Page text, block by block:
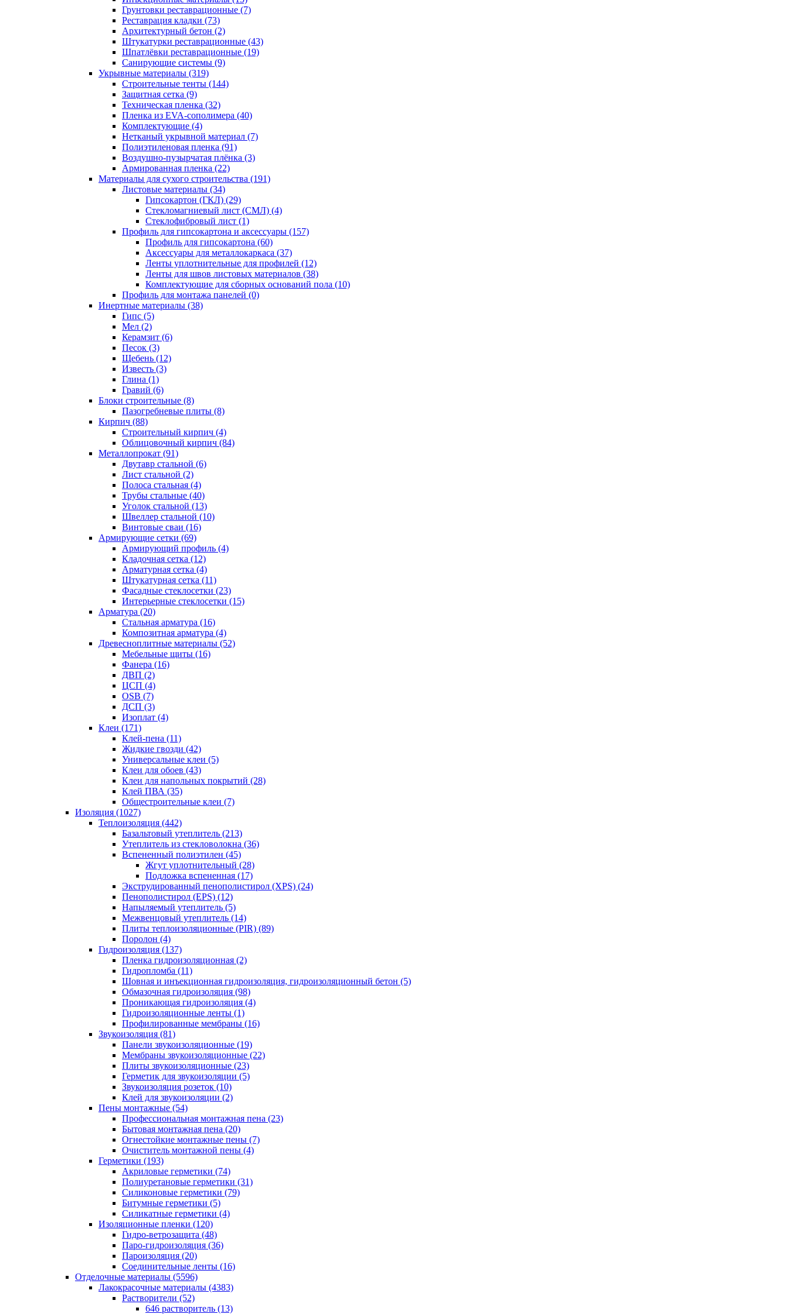
Грунтовки реставрационные (7)
Реставрация кладки (73)
Архитектурный бетон (2)
Штукатурки реставрационные (43)
Шпатлёвки реставрационные (19)
Санирующие системы (9)
Укрывные материалы (319)
Строительные тенты (144)
Защитная сетка (9)
Техническая пленка (32)
Пленка из EVA-сополимера (40)
Комплектующие (4)
Нетканый укрывной материал (7)
Полиэтиленовая пленка (91)
Воздушно-пузырчатая плёнка (3)
Армированная пленка (22)
Материалы для сухого строительства (191)
Листовые материалы (34)
Гипсокартон (ГКЛ) (29)
Стекломагниевый лист (СМЛ) (4)
Cтеклофибровый лист (1)
Профиль для гипсокартона и аксессуары (157)
Профиль для гипсокартона (60)
Аксессуары для металлокаркаса (37)
Ленты уплотнительные для профилей (12)
Ленты для швов листовых материалов (38)
Комплектующие для сборных оснований пола (10)
Профиль для монтажа панелей (0)
Инертные материалы (38)
Гипс (5)
Мел (2)
Керамзит (6)
Песок (3)
Щебень (12)
Известь (3)
Глина (1)
Гравий (6)
Блоки строительные (8)
Пазогребневые плиты (8)
Кирпич (88)
Строительный кирпич (4)
Облицовочный кирпич (84)
Металлопрокат (91)
Двутавр стальной (6)
Лист стальной (2)
Полоса стальная (4)
Трубы стальные (40)
Уголок стальной (13)
Швеллер стальной (10)
Винтовые сваи (16)
Армирующие сетки (69)
Армирующий профиль (4)
Кладочная сетка (12)
Арматурная сетка (4)
Штукатурная сетка (11)
Фасадные стеклосетки (23)
Интерьерные стеклосетки (15)
Арматура (20)
Стальная арматура (16)
Композитная арматура (4)
Древесноплитные материалы (52)
Мебельные щиты (16)
Фанера (16)
ДВП (2)
ЦСП (4)
OSB (7)
ДСП (3)
Изоплат (4)
Клеи (171)
Клей-пена (11)
Жидкие гвозди (42)
Универсальные клеи (5)
Клеи для обоев (43)
Клеи для напольных покрытий (28)
Клей ПВА (35)
Общестроительные клеи (7)
Изоляция (1027)
Теплоизоляция (442)
Базальтовый утеплитель (213)
Утеплитель из стекловолокна (36)
Вспененный полиэтилен (45)
Жгут уплотнительный (28)
Подложка вспененная (17)
Экструдированный пенополистирол (XPS) (24)
Пенополистирол (EPS) (12)
Напыляемый утеплитель (5)
Межвенцовый утеплитель (14)
Плиты теплоизоляционные (PIR) (89)
Поролон (4)
Гидроизоляция (137)
Пленка гидроизоляционная (2)
Гидропломба (11)
Шовная и инъекционная гидроизоляция, гидроизоляционный бетон (5)
Обмазочная гидроизоляция (98)
Проникающая гидроизоляция (4)
Гидроизоляционные ленты (1)
Профилированные мембраны (16)
Звукоизоляция (81)
Панели звукоизоляционные (19)
Мембраны звукоизоляционные (22)
Плиты звукоизоляционные (23)
Герметик для звукоизоляции (5)
Звукоизоляция розеток (10)
Клей для звукоизоляции (2)
Пены монтажные (54)
Профессиональная монтажная пена (23)
Бытовая монтажная пена (20)
Огнестойкие монтажные пены (7)
Очиститель монтажной пены (4)
Герметики (193)
Акриловые герметики (74)
Полиуретановые герметики (31)
Силиконовые герметики (79)
Битумные герметики (5)
Силикатные герметики (4)
Изоляционные пленки (120)
Гидро-ветрозащита (48)
Паро-гидроизоляция (36)
Пароизоляция (20)
Соединительные ленты (16)
Отделочные материалы (5596)
Лакокрасочные материалы (4383)
Растворители (52)
646 растворитель (13)